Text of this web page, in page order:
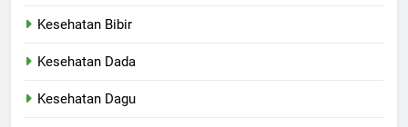
Kesehatan Bibir
Kesehatan Dada
Kesehatan Dagu